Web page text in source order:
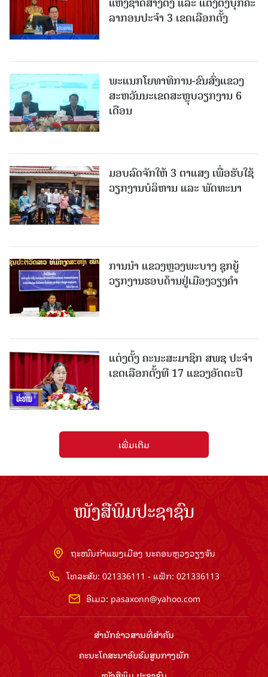
ລາກອນປະຈໍາ 3 ເຂດເລືອກຕັ້ງ
ພະແນກໂຍທາທິການ-ຂົນສົ່ງແຂວງ
ສະຫວັນນະເຂດສະຫຼຸບວຽກງານ 6
ເດືອນ
ມອບລົດຈັກໃຫ້ 3 ຕາແສງ ເພື່ອຮັບໃຊ້
ວຽກງານບໍລິຫານ ແລະ ພັດທະນາ
ການນຳ ແຂວງຫຼວງພະບາງ ຊຸກຍູ້
ວຽກງານຮອບດ້ານຢູ່ເມືອງວຽງຄໍາ
ແຕ່ງຕັ້ງ ຄະນະສະມາຊິກ ສພຊ ປະຈຳ
ເຂດເລືອກຕັ້ງທີ 17 ແຂວງອັດຕະປື
ເພີ່ມເຕີມ
ໜັງສືພິມປະຊາຊົນ
ຖະໜົນກຳແພງເມືອງ ນະຄອນຫຼວງວຽງຈັນ
ໂທລະສັບ: 021336111 - ແຟັກ: 021336113
ອີເມວ: pasaxonn@yahoo.com
ສຳ​ນັກ​ຂ່າວ​ສານ​ທີ່​ສຳ​ຄັນ​
ຄະນະໂຄສະນາອົບຮົມ​ສູນ​ກາງ​ພັກ